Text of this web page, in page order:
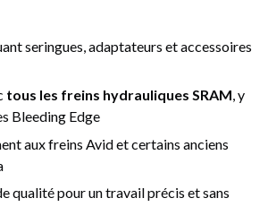
seringues, adaptateurs et accessoires
tous les freins hydrauliques SRAM, y
Bleeding Edge
aux freins Avid et certains anciens
qualité pour un travail précis et sans